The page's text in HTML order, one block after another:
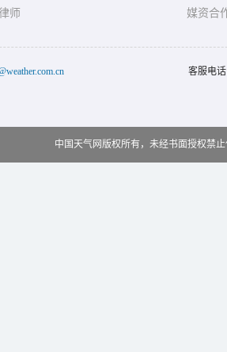
师
媒资合
客服电
中国天气网版权所有，未经书面授权